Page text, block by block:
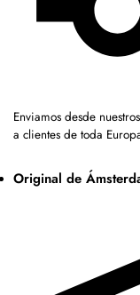
Enviamos desde
a clientes de toda
Original de